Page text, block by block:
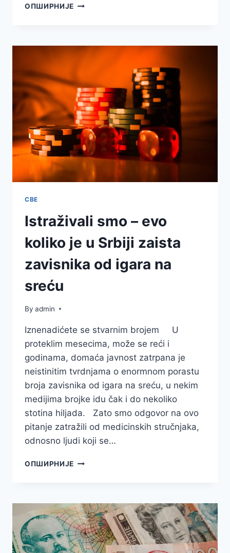
ОПШИРНИЈЕ ПОТПИСАН
МОСТА
КОД
БАЧКЕ
ПАЛАНКЕ
СВЕ
Istraživali smo – evo
koliko je u Srbiji zaista
zavisnika od igara na
sreću
By admin
Iznenadićete se stvarnim brojem U
proteklim mesecima, može se reći i
godinama, domaća javnost zatrpana je
neistinitim tvrdnjama o enormnom porastu
broja zavisnika od igara na sreću, u nekim
medijima brojke idu čak i do nekoliko
stotina hiljada. Zato smo odgovor na ovo
pitanje zatražili od medicinskih stručnjaka,
odnosno ljudi koji se…
ОПШИРНИЈЕ ISTRAŽIVALI
KOLIKO
JE
U
SRBIJI
ZAISTA